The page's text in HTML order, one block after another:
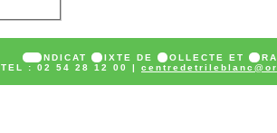
SY NDICAT MIXTE DE COLLECTE ET T
TEL : 02 54 28 12 00 |